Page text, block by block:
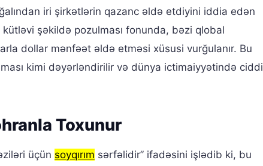
iri şirkətlərin qazanc əldə etdiyini iddia edən
kütləvi şəkildə pozulması fonunda, bəzi qlobal
dollar mənfəət əldə etməsi xüsusi vurğulanır. Bu
kimi dəyərləndirilir və dünya ictimaiyyətində ciddi
Toxunur
üçün soyqırım sərfəlidir” ifadəsini işlədib ki, bu